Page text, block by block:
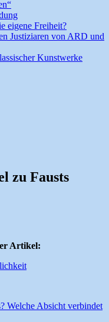
eigene Freiheit?
Justiziaren von ARD und
Kunstwerke
zu Fausts
Artikel:
Welche Absicht verbindet